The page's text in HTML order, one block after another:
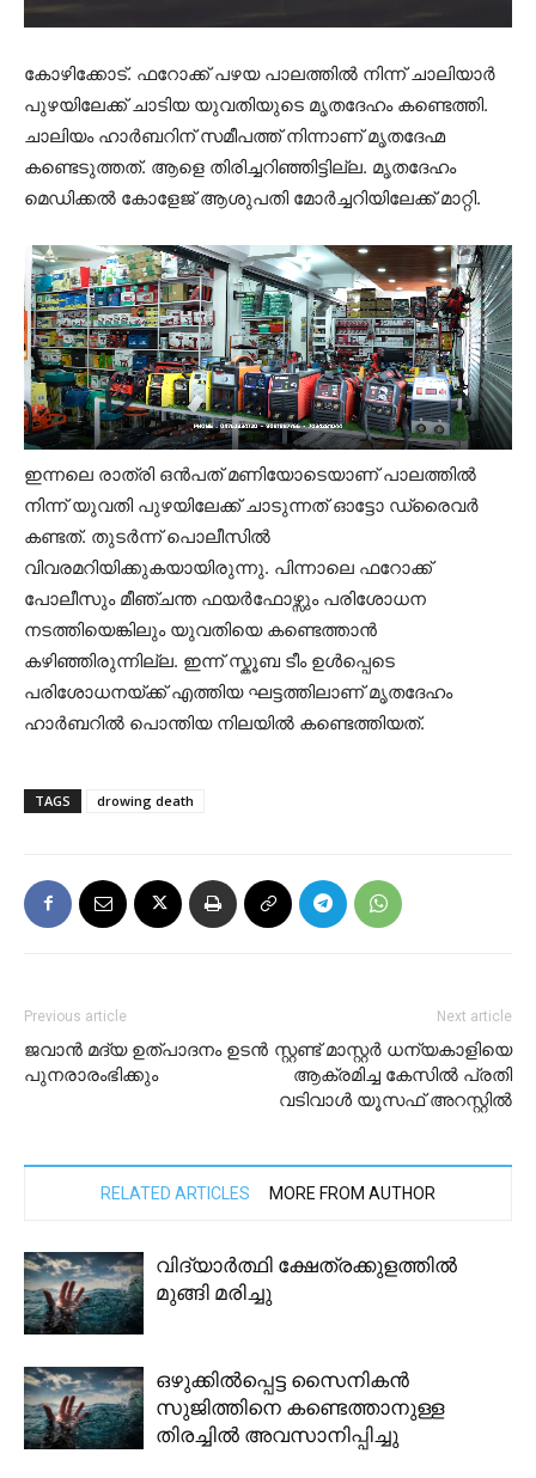
കോഴിക്കോട്. ഫറോക്ക് പഴയ പാലത്തിൽ നിന്ന് ചാലിയാർ
പുഴയിലേക്ക് ചാടിയ യുവതിയുടെ മൃതദേഹം കണ്ടെത്തി.
ചാലിയം ഹാർബറിന് സമീപത്ത് നിന്നാണ് മൃതദേഹ്മ
കണ്ടെടുത്തത്. ആളെ തിരിച്ചറിഞ്ഞിട്ടില്ല. മൃതദേഹം
മെഡിക്കൽ കോളേജ് ആശുപതി മോർച്ചറിയിലേക്ക് മാറ്റി.
ഇന്നലെ രാത്രി ഒൻപത് മണിയോടെയാണ് പാലത്തിൽ
നിന്ന് യുവതി പുഴയിലേക്ക് ചാടുന്നത് ഓട്ടോ ഡ്രൈവർ
കണ്ടത്. തുടർന്ന് പൊലീസിൽ
വിവരമറിയിക്കുകയായിരുന്നു. പിന്നാലെ ഫറോക്ക്
പോലീസും മീഞ്ചന്ത ഫയർഫോഴ്സും പരിശോധന
നടത്തിയെങ്കിലും യുവതിയെ കണ്ടെത്താൻ
കഴിഞ്ഞിരുന്നില്ല. ഇന്ന് സ്കൂബ ടീം ഉൾപ്പെടെ
പരിശോധനയ്ക്ക് എത്തിയ ഘട്ടത്തിലാണ് മൃതദേഹം
ഹാർബറിൽ പൊന്തിയ നിലയിൽ കണ്ടെത്തിയത്.
TAGS drowing death
Previous article
ജവാൻ മദ്യ ഉത്പാദനം ഉടൻ
പുനരാരംഭിക്കും
Next article
സ്റ്റണ്ട് മാസ്റ്റർ ധന്യകാളിയെ
ആക്രമിച്ച കേസിൽ പ്രതി
വടിവാൾ യൂസഫ് അറസ്റ്റിൽ
RELATED ARTICLES MORE FROM AUTHOR
വിദ്യാർത്ഥി ക്ഷേത്രക്കുളത്തിൽ
മുങ്ങി മരിച്ചു
ഒഴുക്കിൽപ്പെട്ട സൈനികൻ
സുജിത്തിനെ കണ്ടെത്താനുള്ള
തിരച്ചിൽ അവസാനിപ്പിച്ചു